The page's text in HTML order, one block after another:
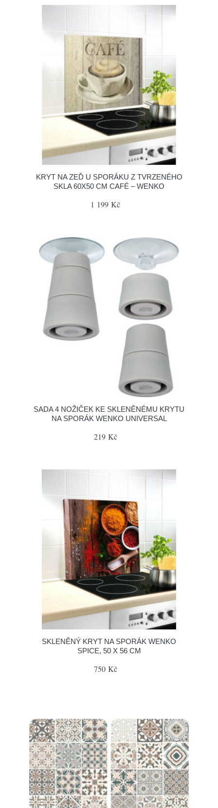
KRYT NA ZEĎ U SPORÁKU Z TVRZENÉHO
SKLA 60X50 CM CAFÉ – WENKO
1 199 Kč
SADA 4 NOŽIČEK KE SKLENĚNÉMU KRYTU
NA SPORÁK WENKO UNIVERSAL
219 Kč
SKLENĚNÝ KRYT NA SPORÁK WENKO
SPICE, 50 X 56 CM
750 Kč